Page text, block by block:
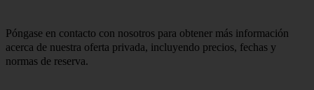
Póngase en contacto con nosotros para obtener más información
acerca de nuestra oferta privada, incluyendo precios, fechas y
normas de reserva.